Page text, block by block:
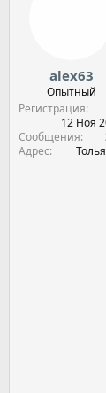
alex63
Опытный
Регистрация
12 Ноя
Сообщения
Адрес